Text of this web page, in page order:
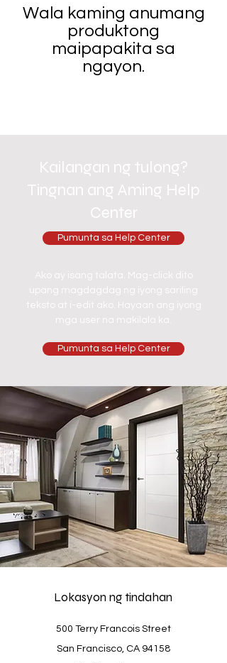
Wala kaming anumang
produktong
maipapakita sa
ngayon.
Kailangan ng tulong?
Tingnan ang Aming Help
Center
Pumunta sa Help Center
Ako ay isang talata. Mag-click dito
upang magdagdag ng iyong sariling
teksto at i-edit ako. Hayaan ang iyong
mga user na makilala ka.
Pumunta sa Help Center
Lokasyon ng tindahan
500 Terry Francois Street
San Francisco, CA 94158